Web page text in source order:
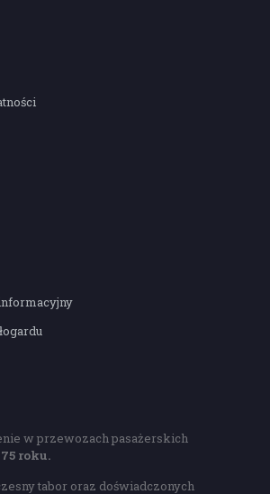
w przewozach pasażerskich
roku.
tabor oraz doświadczonych